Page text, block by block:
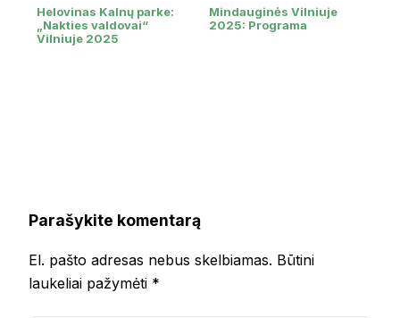
Helovinas Kalnų parke:
„Nakties valdovai“
Vilniuje 2025
Mindauginės Vilniuje
2025: Programa
Parašykite komentarą
El. pašto adresas nebus skelbiamas. Būtini
laukeliai pažymėti *